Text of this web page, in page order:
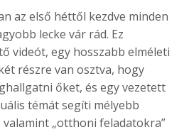
az első héttől kezdve minden
lecke vár rád. Ez
videót, egy hosszabb elméleti
részre van osztva, hogy
őket, és egy vezetett
témát segíti mélyebb
„otthoni feladatokra”